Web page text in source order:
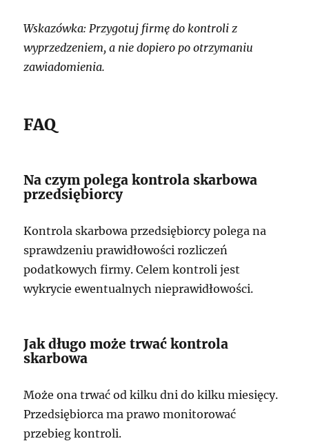
Wskazówka: Przygotuj firmę do kontroli z
wyprzedzeniem, a nie dopiero po otrzymaniu
zawiadomienia.
FAQ
Na czym polega kontrola skarbowa
przedsiębiorcy
Kontrola skarbowa przedsiębiorcy polega na
sprawdzeniu prawidłowości rozliczeń
podatkowych firmy. Celem kontroli jest
wykrycie ewentualnych nieprawidłowości.
Jak długo może trwać kontrola
skarbowa
Może ona trwać od kilku dni do kilku miesięcy.
Przedsiębiorca ma prawo monitorować
przebieg kontroli.